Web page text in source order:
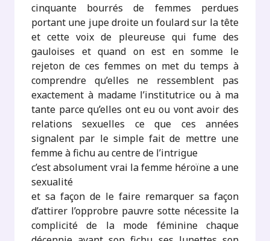
cinquante bourrés de femmes perdues
portant une jupe droite un foulard sur la tête
et cette voix de pleureuse qui fume des
gauloises et quand on est en somme le
rejeton de ces femmes on met du temps à
comprendre qu’elles ne ressemblent pas
exactement à madame l’institutrice ou à ma
tante parce qu’elles ont eu ou vont avoir des
relations sexuelles ce que ces années
signalent par le simple fait de mettre une
femme à fichu au centre de l’intrigue
c’est absolument vrai la femme héroïne a une
sexualité
et sa façon de le faire remarquer sa façon
d’attirer l’opprobre pauvre sotte nécessite la
complicité de la mode féminine chaque